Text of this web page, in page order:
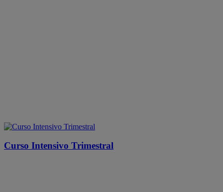
Curso Intensivo Trimestral